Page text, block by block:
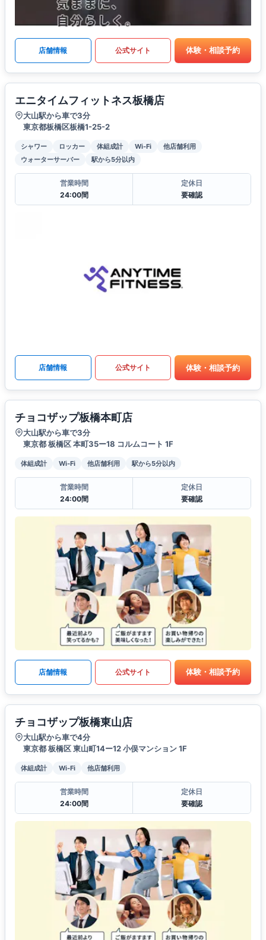
店舗情報 公式サイト 体験・相談予約
エニタイムフィットネス板橋店
大山駅から車で3分
東京都板橋区板橋1-25-2
シャワー ロッカー 体組成計 Wi-Fi
他店舗利用
ウォーターサーバー
駅から5分以内
営業時間
24:00間
定休日
要確認
店舗情報 公式サイト 体験・相談予約
チョコザップ板橋本町店
大山駅から車で3分
東京都 板橋区 本町35ー18 コルムコート 1F
体組成計 Wi-Fi 他店舗利用 駅から5分以内
営業時間
24:00間
定休日
要確認
店舗情報 公式サイト 体験・相談予約
チョコザップ板橋東山店
大山駅から車で4分
東京都 板橋区 東山町14ー12 小俣マンション 1F
体組成計 Wi-Fi 他店舗利用
営業時間
24:00間
定休日
要確認